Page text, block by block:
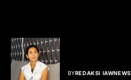
BYREDAKSI IAWNEWS